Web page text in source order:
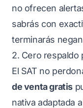
no ofrecen
sabrás con
terminarás
2. Cero respaldo
El SAT no
de venta gratis
nativa adaptada